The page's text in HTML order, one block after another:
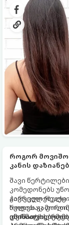
გაჯანსაღება
სრული
როგორ
კანის
შავი
კომედონებს
გავრცელებული
როდესაც
ცხიმით
პირველი
ხელით
იმისათვის, რომ